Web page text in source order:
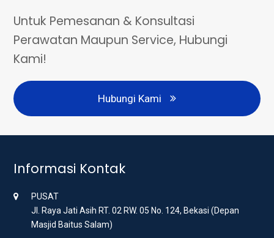
Untuk Pemesanan & Konsultasi
Perawatan Maupun Service, Hubungi
Kami!
Hubungi Kami
Informasi Kontak
PUSAT
Jl. Raya Jati Asih RT. 02 RW. 05 No. 124, Bekasi (Depan
Masjid Baitus Salam)